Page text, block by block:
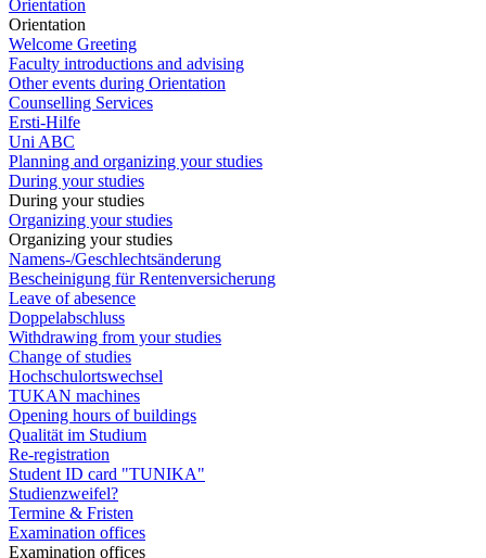
Orientation
Orientation
Welcome Greeting
Faculty introductions and advising
Other events during Orientation
Counselling Services
Ersti-Hilfe
Uni ABC
Planning and organizing your studies
During your studies
During your studies
Organizing your studies
Organizing your studies
Namens-/Geschlechtsänderung
Bescheinigung für Rentenversicherung
Leave of abesence
Doppelabschluss
Withdrawing from your studies
Change of studies
Hochschulortswechsel
TUKAN machines
Opening hours of buildings
Qualität im Studium
Re-registration
Student ID card "TUNIKA"
Studienzweifel?
Termine & Fristen
Examination offices
Examination offices